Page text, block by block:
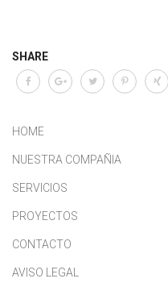
SHARE
HOME
NUESTRA COMPAÑIA
SERVICIOS
PROYECTOS
CONTACTO
AVISO LEGAL